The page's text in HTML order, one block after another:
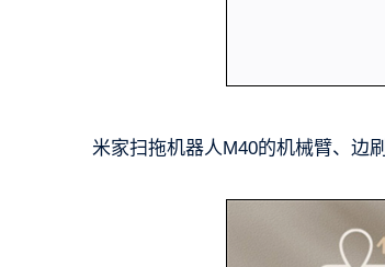
米家扫拖机器人M40的机械臂、边